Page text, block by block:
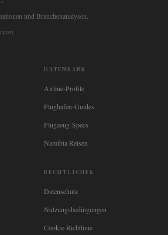
und Branchenanalysen.
DATENBANK
Airline-Profile
Flughafen-Guides
Flugzeug-Specs
Namibia Reisen
RECHTLICHES
Datenschutz
Nutzungsbedingungen
Cookie-Richtlinie